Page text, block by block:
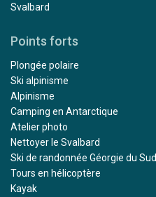
Svalbard
Points forts
Plongée polaire
Ski alpinisme
Alpinisme
Camping en Antarctique
Atelier photo
Nettoyer le Svalbard
Ski de randonnée Géorgie du Sud
Tours en hélicoptère
Kayak